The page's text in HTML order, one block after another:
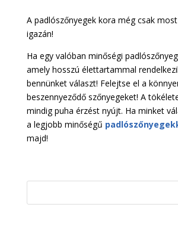
A padlószőnyegek kora még csak
igazán!
Ha egy valóban minőségi
amely hosszú élettartammal
bennünket választ! Felejtse el a
beszennyeződő szőnyegeket! A
mindig puha érzést nyújt. Ha minket
a legjobb minőségű
majd!